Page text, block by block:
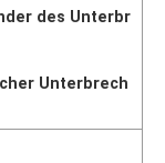
des Unterbr
Unterbrech